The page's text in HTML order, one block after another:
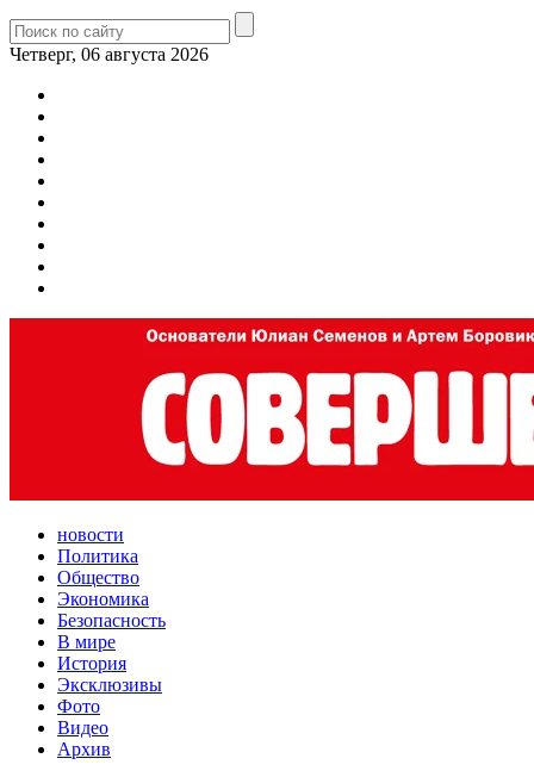
Четверг, 06 августа 2026
новости
Политика
Общество
Экономика
Безопасность
В мире
История
Эксклюзивы
Фото
Видео
Архив